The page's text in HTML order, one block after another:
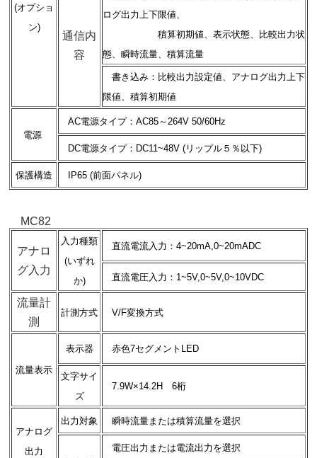
(オプショ
ン)
通信内
容
ログ出力上下限値、
積算初期値、表示状態、比較出力状
態、瞬時流量、積算流量
書き込み：比較出力設定値、アナログ出力上下
限値、積算初期値
電源
AC電源タイプ：AC85～264V 50/60Hz
DC電源タイプ：DC11~48V (リップル５％以下)
保護構造 IP65 (前面パネル)
MC82
アナロ
グ入力
入力種類
(いずれ
か)
直流電流入力：4~20mA,0~20mADC
直流電圧入力：1~5V,0~5V,0~10VDC
流量計
測
計測方式 V/F変換方式
流量表示
表示器 赤色7セグメントLED
文字サイ
ズ
7.9W×14.2H 6桁
アナログ
出力
出力対象 瞬時流量または積算流量を選択
電圧出力または電流出力を選択